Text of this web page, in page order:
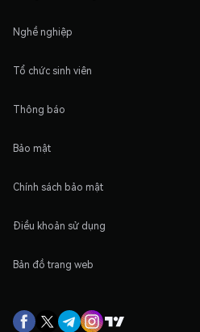
Nghề nghiệp
Tổ chức sinh viên
Thông báo
Bảo mật
Chính sách bảo mật
Điều khoản sử dụng
Bản đồ trang web